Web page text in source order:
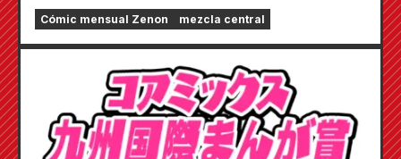
¡El número de septiembre de 2026 de
"Monthly Comic Zenon" sale a la venta el 24
de julio!
Cómic mensual Zenon mezcla central